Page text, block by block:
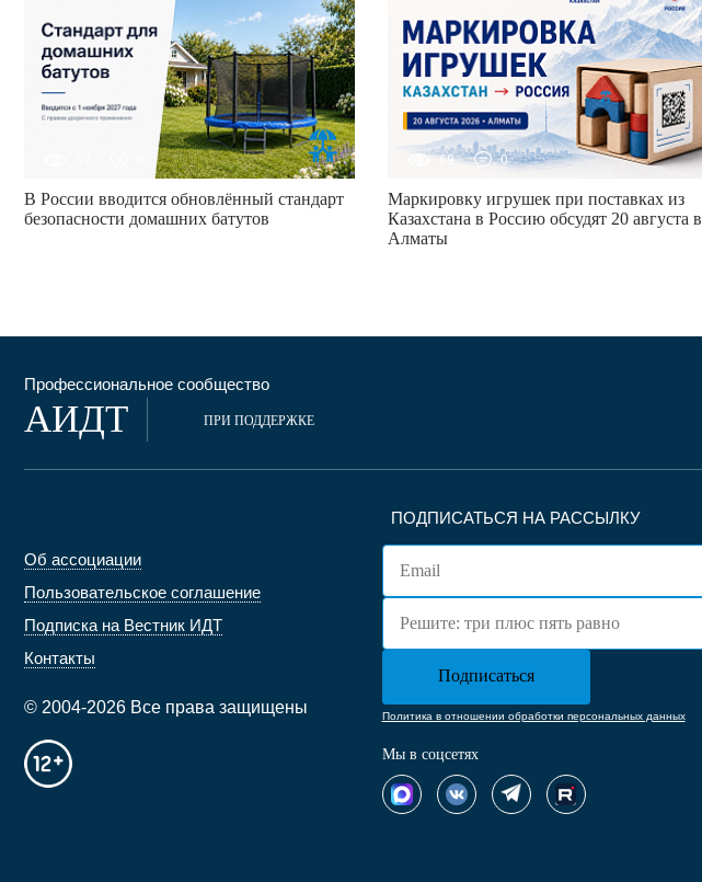
В России вводится обновлённый стандарт
безопасности домашних батутов
69 0
Маркировку игрушек при поставках из
Казахстана в Россию обсудят 20 августа в
Алматы
Профессиональное сообщество
АИДТ ПРИ ПОДДЕРЖКЕ
Об ассоциации
Пользовательское соглашение
Подписка на Вестник ИДТ
Контакты
© 2004-2026 Все права защищены
ПОДПИСАТЬСЯ НА РАССЫЛКУ
Политика в отношении обработки персональных данных
Мы в соцсетях